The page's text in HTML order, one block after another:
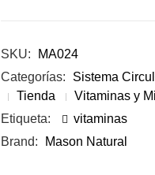
SKU:
MA024
Categorías:
Sistema
Tienda
Vitaminas y
Etiqueta:
vitaminas
Brand:
Mason Natural